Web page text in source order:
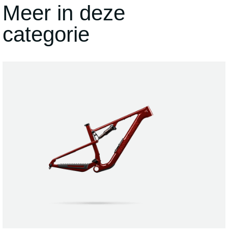
Meer in deze
categorie